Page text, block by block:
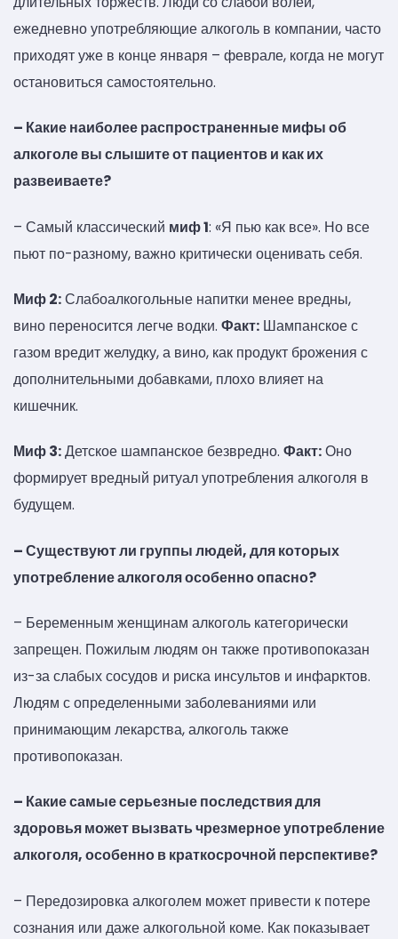
ежедневно употребляющие алкоголь в компании, часто
приходят уже в конце января – феврале, когда не могут
остановиться самостоятельно.
– Какие наиболее распространенные мифы об
алкоголе вы слышите от пациентов и как их
развеиваете?
– Самый классический миф 1: «Я пью как все». Но все
пьют по-разному, важно критически оценивать себя.
Миф 2:Слабоалкогольные напитки менее вредны,
вино переносится легче водки. Факт: Шампанское с
газом вредит желудку, а вино, как продукт брожения с
дополнительными добавками, плохо влияет на
кишечник.
Миф 3:Детское шампанское безвредно. Факт:Оно
формирует вредный ритуал употребления алкоголя в
будущем.
– Существуют ли группы людей, для которых
употребление алкоголя особенно опасно?
– Беременным женщинам алкоголь категорически
запрещен. Пожилым людям он также противопоказан
из-за слабых сосудов и риска инсультов и инфарктов.
Людям с определенными заболеваниями или
принимающим лекарства, алкоголь также
противопоказан.
– Какие самые серьезные последствия для
здоровья может вызвать чрезмерное употребление
алкоголя, особенно в краткосрочной перспективе?
– Передозировка алкоголем может привести к потере
сознания или даже алкогольной коме. Как показывает